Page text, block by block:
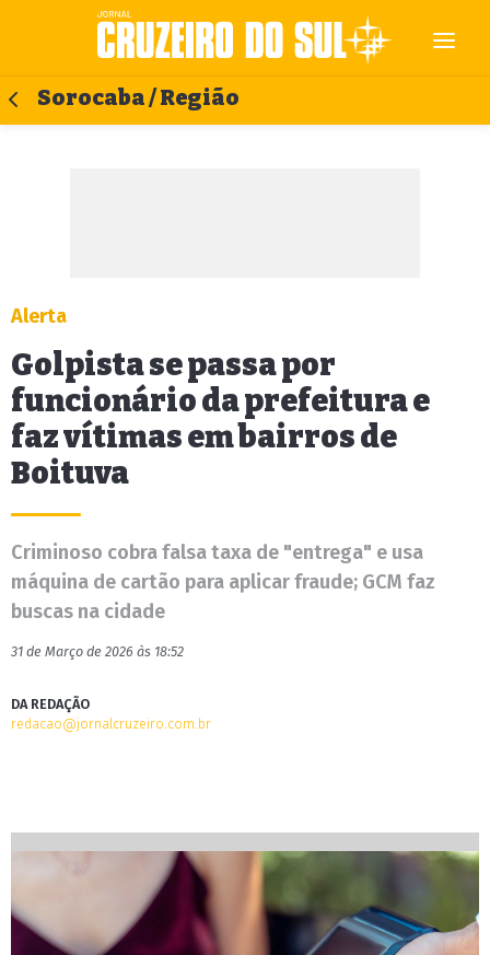
Sorocaba / Região
Alerta
Golpista se passa por
funcionário da prefeitura e
faz vítimas em bairros de
Boituva
Criminoso cobra falsa taxa de "entrega" e usa
máquina de cartão para aplicar fraude; GCM faz
buscas na cidade
31 de Março de 2026 às 18:52
DA REDAÇÃO
redacao@jornalcruzeiro.com.br